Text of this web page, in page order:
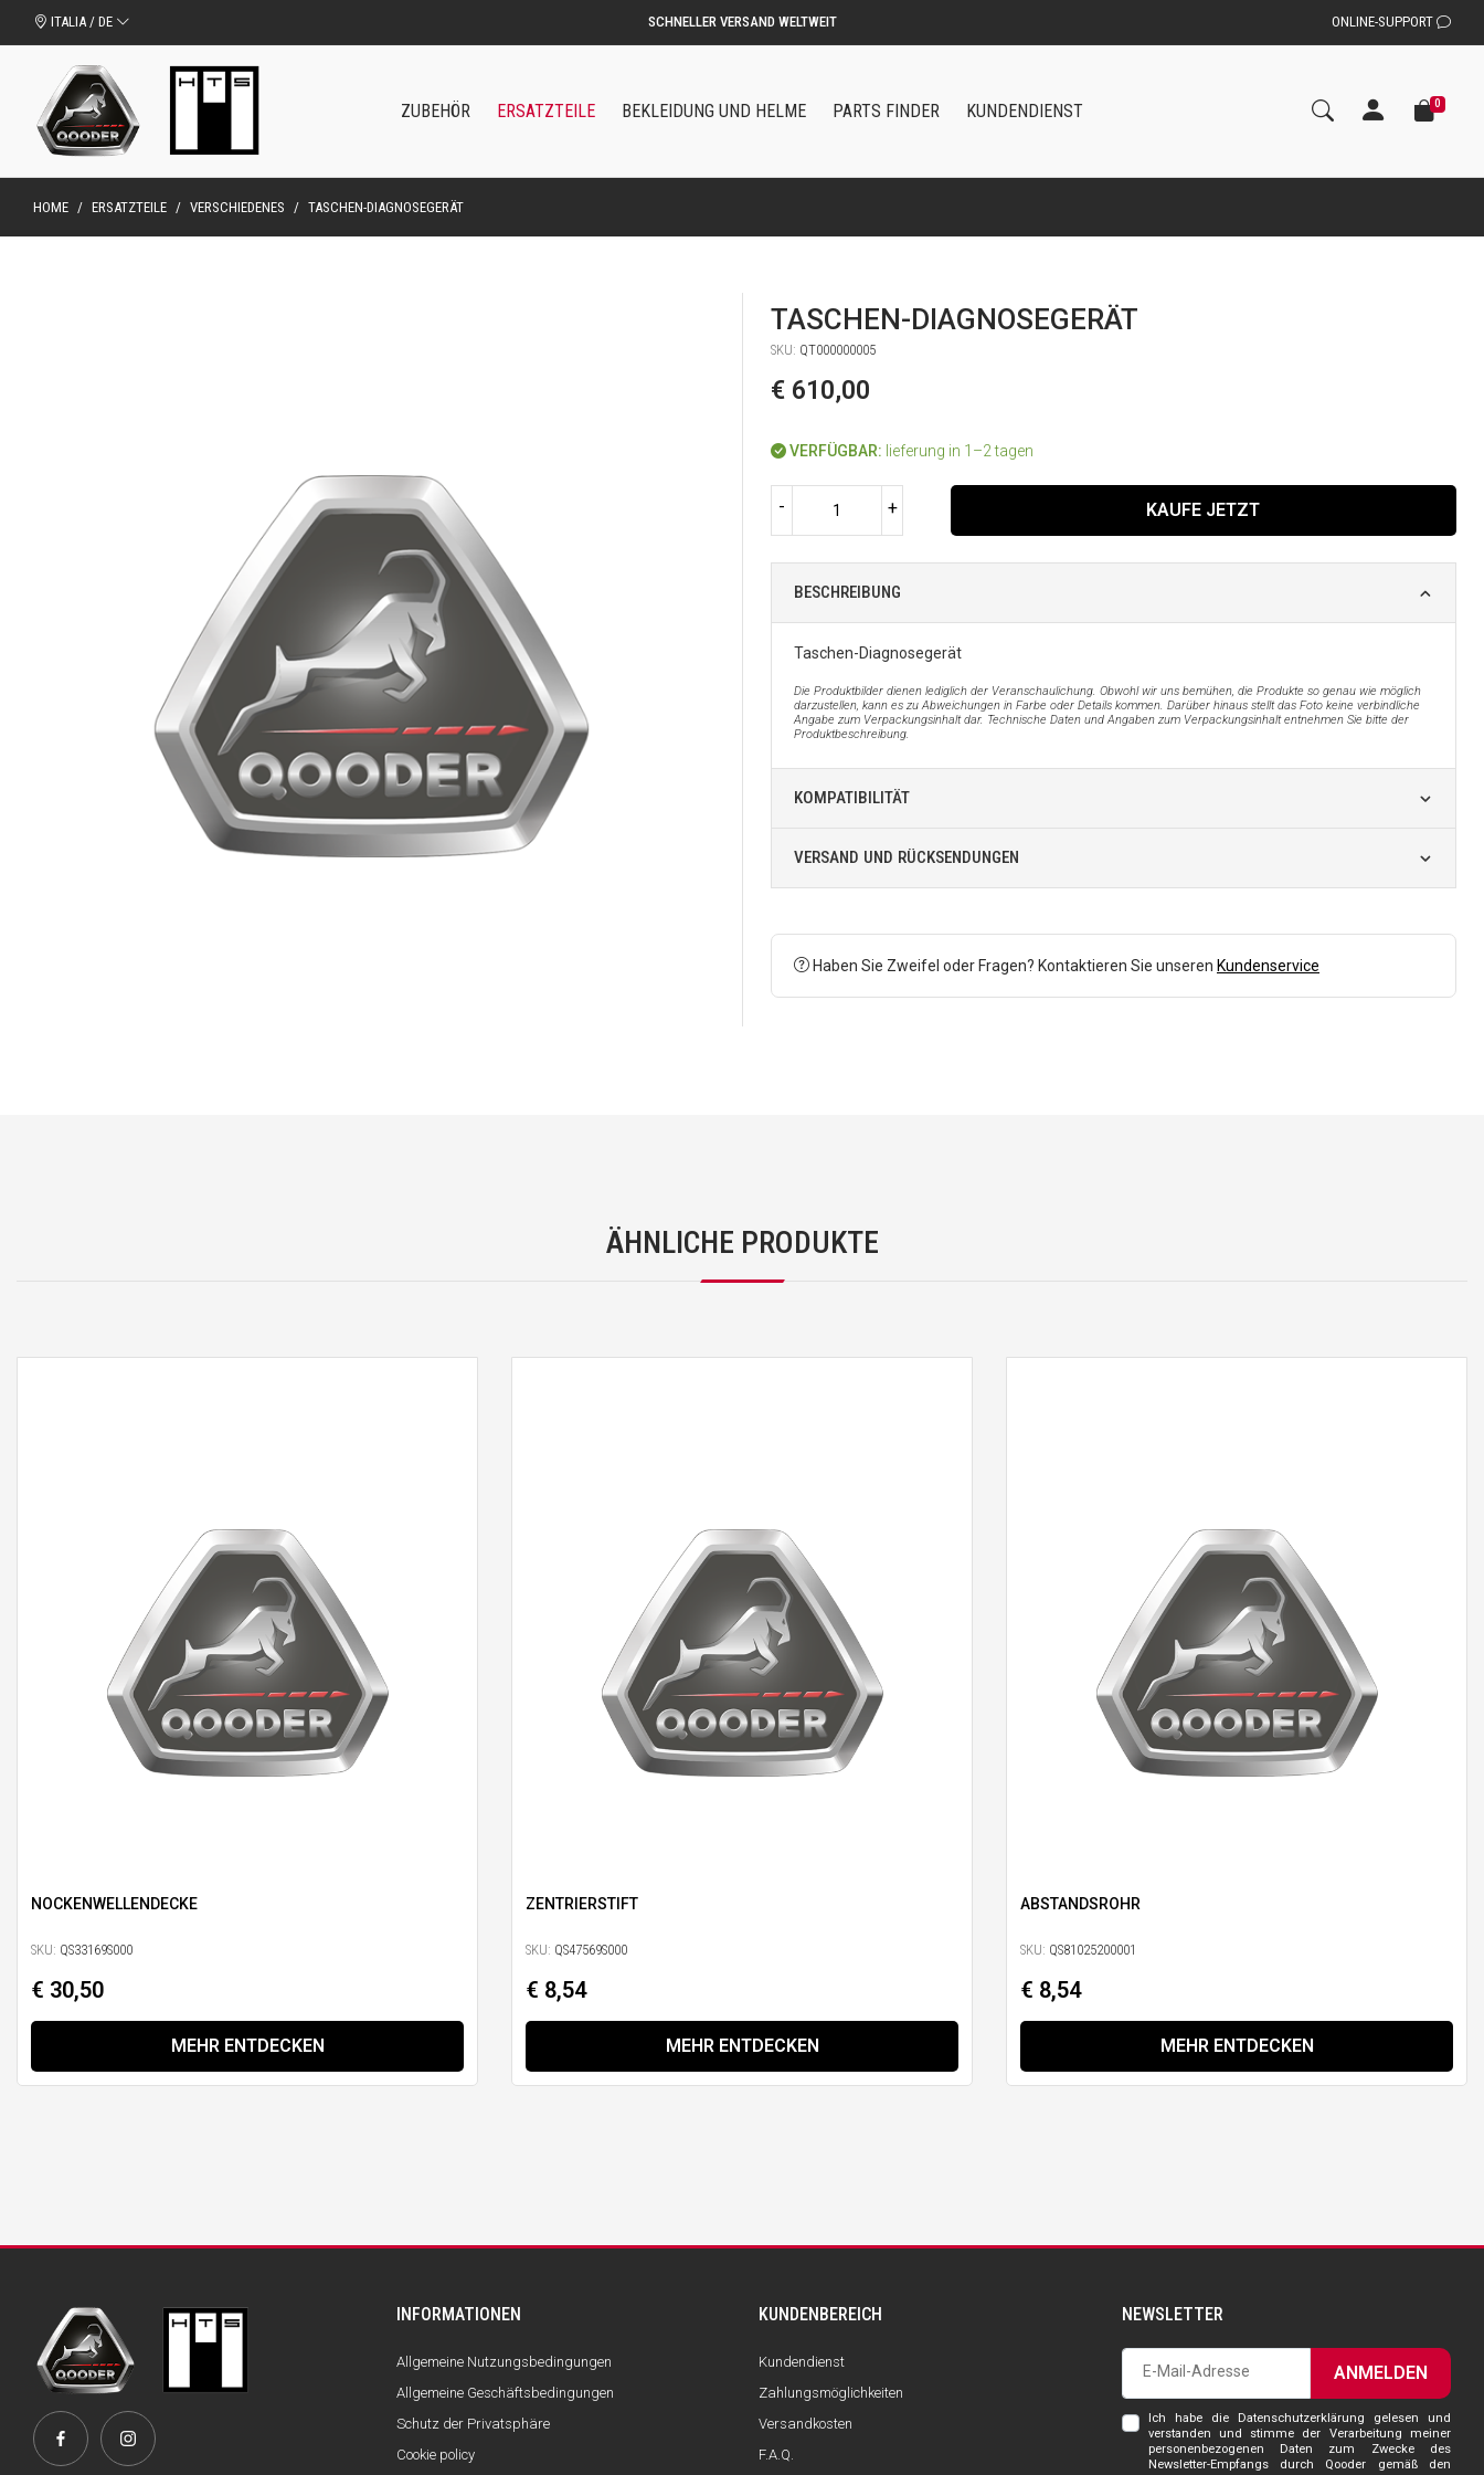
ITALIA / DE ONLINE-SUPPORT
ZUBEHÖR ERSATZTEILE BEKLEIDUNG UND HELME PARTS FINDER KUNDENDIENST 0
HOME / ERSATZTEILE / VERSCHIEDENES / TASCHEN-DIAGNOSEGERÄT
TASCHEN-DIAGNOSEGERÄT
SKU: QT000000005
€ 610,00
VERFÜGBAR: lieferung in 1–2 tagen
- + KAUFE JETZT
BESCHREIBUNG
Taschen-Diagnosegerät
Die Produktbilder dienen lediglich der Veranschaulichung. Obwohl wir uns bemühen, die Produkte so genau wie möglich
darzustellen, kann es zu Abweichungen in Farbe oder Details kommen. Darüber hinaus stellt das Foto keine verbindliche
Angabe zum Verpackungsinhalt dar. Technische Daten und Angaben zum Verpackungsinhalt entnehmen Sie bitte der
Produktbeschreibung.
KOMPATIBILITÄT
VERSAND UND RÜCKSENDUNGEN
Haben Sie Zweifel oder Fragen? Kontaktieren Sie unseren Kundenservice
ÄHNLICHE PRODUKTE
NOCKENWELLENDECKE
SKU: QS33169S000
€ 30,50
MEHR ENTDECKEN
ZENTRIERSTIFT
SKU: QS47569S000
€ 8,54
MEHR ENTDECKEN
ABSTANDSROHR
SKU: QS81025200001
€ 8,54
MEHR ENTDECKEN
INFORMATIONEN
Allgemeine Nutzungsbedingungen
Allgemeine Geschäftsbedingungen
Schutz der Privatsphäre
Cookie policy
KUNDENBEREICH
Kundendienst
Zahlungsmöglichkeiten
Versandkosten
F.A.Q.
NEWSLETTER
ANMELDEN
Ich habe die Datenschutzerklärung gelesen und
verstanden und stimme der Verarbeitung meiner
personenbezogenen Daten zum Zwecke des
Newsletter-Empfangs durch Qooder gemäß den